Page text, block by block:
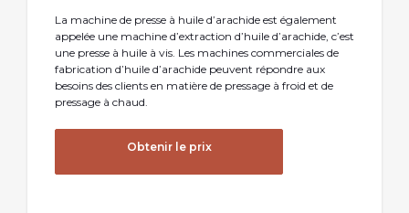
La machine de presse à huile d’arachide est également
appelée une machine d’extraction d’huile d’arachide, c’est
une presse à huile à vis. Les machines commerciales de
fabrication d’huile d’arachide peuvent répondre aux
besoins des clients en matière de pressage à froid et de
pressage à chaud.
Obtenir le prix